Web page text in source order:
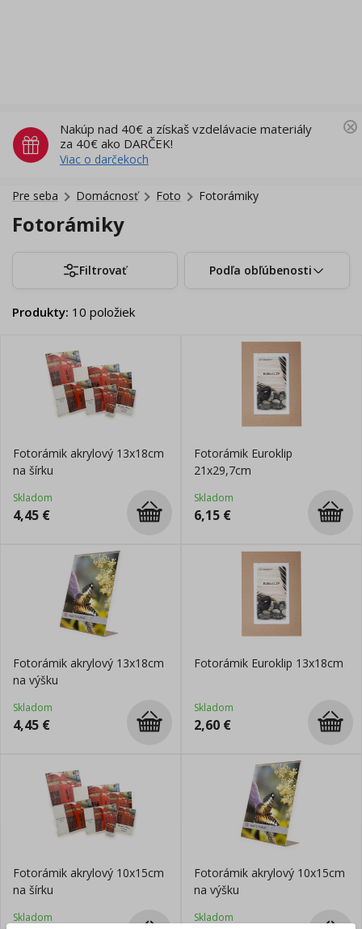
Nakúp nad 40€ a získaš vzdelávacie materiály
za 40€ ako DARČEK!
Viac o darčekoch
Pre seba Domácnosť Foto Fotorámiky
Fotorámiky
Filtrovať Podľa obľúbenosti
Produkty: 10 položiek
Fotorámik akrylový 13x18cm
na šírku
Skladom
4,45 €
Fotorámik Euroklip
21x29,7cm
Skladom
6,15 €
Fotorámik akrylový 13x18cm
na výšku
Skladom
4,45 €
Fotorámik Euroklip 13x18cm
Skladom
2,60 €
Fotorámik akrylový 10x15cm
na šírku
Skladom
Fotorámik akrylový 10x15cm
na výšku
Skladom